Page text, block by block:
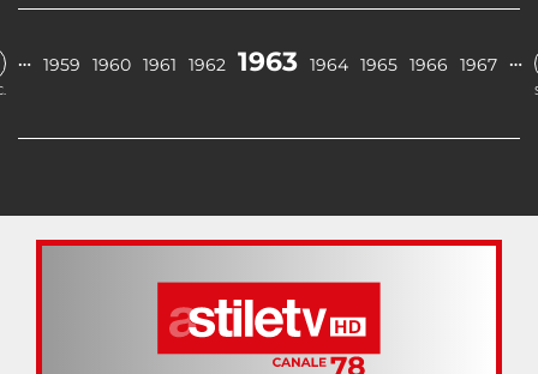
… 1959 1960 1961 1962 1963 1964 1965 1966 1967 …